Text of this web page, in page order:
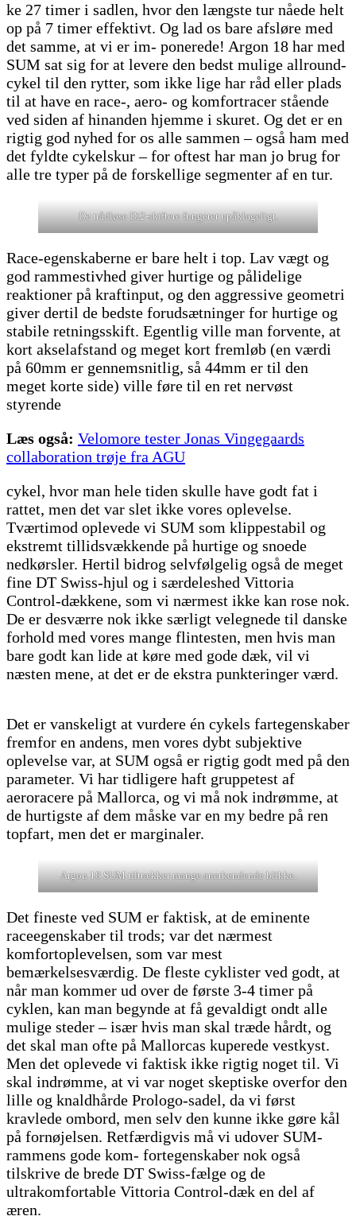
ke 27 timer i sadlen, hvor den længste tur nåede helt
op på 7 timer effektivt. Og lad os bare afsløre med
det samme, at vi er im- ponerede! Argon 18 har med
SUM sat sig for at levere den bedst mulige allround-
cykel til den rytter, som ikke lige har råd eller plads
til at have en race-, aero- og komfortracer stående
ved siden af hinanden hjemme i skuret. Og det er en
rigtig god nyhed for os alle sammen – også ham med
det fyldte cykelskur – for oftest har man jo brug for
alle tre typer på de forskellige segmenter af en tur.
De trådløse Di2-skiftere fungerer upåklageligt.
Race-egenskaberne er bare helt i top. Lav vægt og
god rammestivhed giver hurtige og pålidelige
reaktioner på kraftinput, og den aggressive geometri
giver dertil de bedste forudsætninger for hurtige og
stabile retningsskift. Egentlig ville man forvente, at
kort akselafstand og meget kort fremløb (en værdi
på 60mm er gennemsnitlig, så 44mm er til den
meget korte side) ville føre til en ret nervøst
styrende
Læs også: Velomore tester Jonas Vingegaards
collaboration trøje fra AGU
cykel, hvor man hele tiden skulle have godt fat i
rattet, men det var slet ikke vores oplevelse.
Tværtimod oplevede vi SUM som klippestabil og
ekstremt tillidsvækkende på hurtige og snoede
nedkørsler. Hertil bidrog selvfølgelig også de meget
fine DT Swiss-hjul og i særdeleshed Vittoria
Control-dækkene, som vi nærmest ikke kan rose nok.
De er desværre nok ikke særligt velegnede til danske
forhold med vores mange flintesten, men hvis man
bare godt kan lide at køre med gode dæk, vil vi
næsten mene, at det er de ekstra punkteringer værd.
Det er vanskeligt at vurdere én cykels fartegenskaber
fremfor en andens, men vores dybt subjektive
oplevelse var, at SUM også er rigtig godt med på den
parameter. Vi har tidligere haft gruppetest af
aeroracere på Mallorca, og vi må nok indrømme, at
de hurtigste af dem måske var en my bedre på ren
topfart, men det er marginaler.
Argon 18 SUM tiltrækker mange anerkendende blikke.
Det fineste ved SUM er faktisk, at de eminente
raceegenskaber til trods; var det nærmest
komfortoplevelsen, som var mest
bemærkelsesværdig. De fleste cyklister ved godt, at
når man kommer ud over de første 3-4 timer på
cyklen, kan man begynde at få gevaldigt ondt alle
mulige steder – især hvis man skal træde hårdt, og
det skal man ofte på Mallorcas kuperede vestkyst.
Men det oplevede vi faktisk ikke rigtig noget til. Vi
skal indrømme, at vi var noget skeptiske overfor den
lille og knaldhårde Prologo-sadel, da vi først
kravlede ombord, men selv den kunne ikke gøre kål
på fornøjelsen. Retfærdigvis må vi udover SUM-
rammens gode kom- fortegenskaber nok også
tilskrive de brede DT Swiss-fælge og de
ultrakomfortable Vittoria Control-dæk en del af
æren.